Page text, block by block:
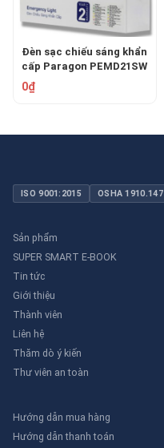
Đèn sạc chiếu sáng khẩn
cấp Paragon PEMD21SW
0₫
ISO 9001:2015 OSHA 1910.147
Sản phẩm
SUPER SMART E-BOOK
Tin tức
Giới thiệu
Thành viên
Liên hệ
Thăm dò ý kiến
Thư viên an toàn
Hướng dẫn mua hàng
Hướng dẫn thanh toán